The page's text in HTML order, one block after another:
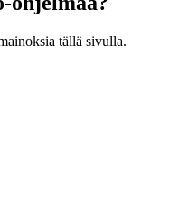
tällä sivulla.